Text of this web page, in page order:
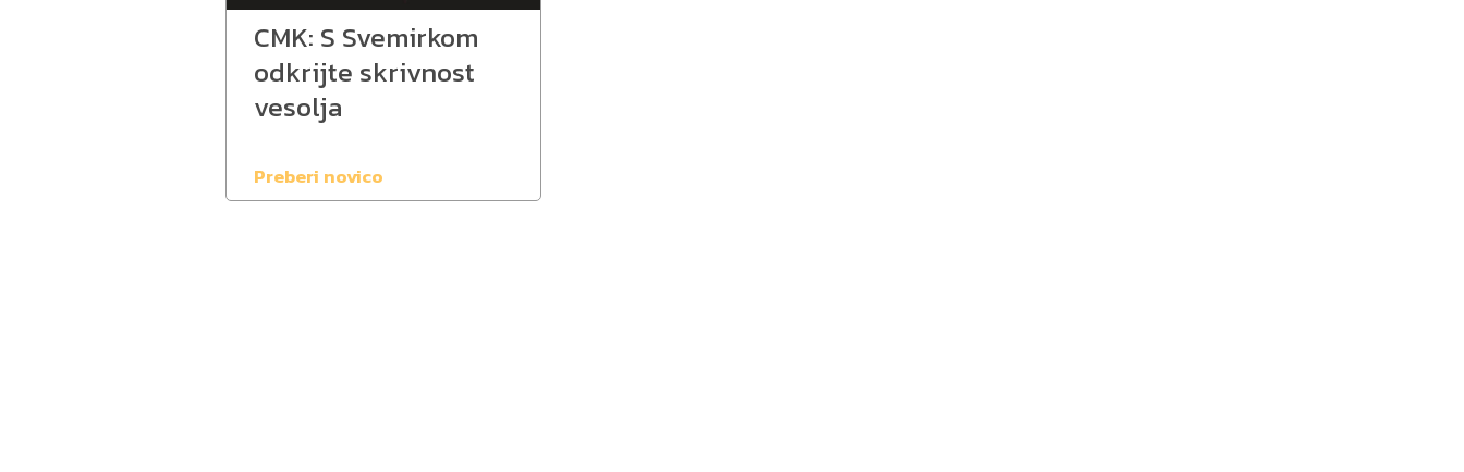
CMK: S Svemirkom
odkrijte skrivnost
vesolja
Preberi novico